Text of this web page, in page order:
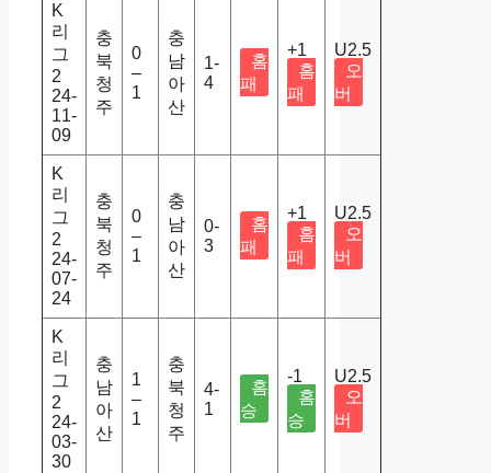
K
리
그
2
24-
11-
09
충
북
청
주
0
–
1
충
남
아
산
1-
4
홈
패
+1
홈
패
U2.5
오
버
K
리
그
2
24-
07-
24
충
북
청
주
0
–
1
충
남
아
산
0-
3
홈
패
+1
홈
패
U2.5
오
버
K
리
그
2
24-
03-
30
충
남
아
산
1
–
1
충
북
청
주
4-
1
홈
승
-1
홈
승
U2.5
오
버